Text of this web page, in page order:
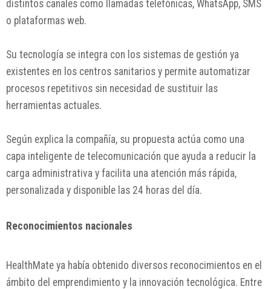
distintos canales como llamadas telefónicas, WhatsApp, SMS
o plataformas web.
Su tecnología se integra con los sistemas de gestión ya
existentes en los centros sanitarios y permite automatizar
procesos repetitivos sin necesidad de sustituir las
herramientas actuales.
Según explica la compañía, su propuesta actúa como una
capa inteligente de telecomunicación que ayuda a reducir la
carga administrativa y facilita una atención más rápida,
personalizada y disponible las 24 horas del día.
Reconocimientos nacionales
HealthMate ya había obtenido diversos reconocimientos en el
ámbito del emprendimiento y la innovación tecnológica. Entre